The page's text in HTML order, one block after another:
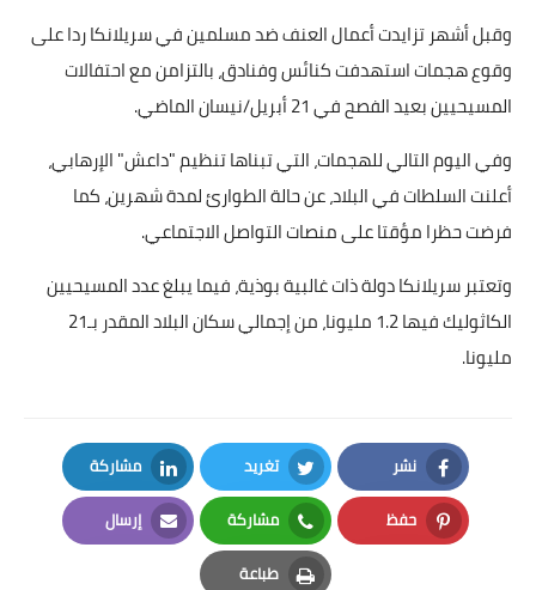
المزيد
اقتصاد
المرأة والطفل
حكاية صورة
ثقافة
بداية tv
وقبل أشهر تزايدت أعمال العنف ضد مسلمين في سريلانكا ردا على
وقوع هجمات استهدفت كنائس وفنادق، بالتزامن مع احتفالات
المسيحيين بعيد الفصح في 21 أبريل/نيسان الماضي.
وفي اليوم التالي للهجمات، التي تبناها تنظيم "داعش" الإرهابي،
أعلنت السلطات في البلاد، عن حالة الطوارئ لمدة شهرين، كما
فرضت حظرا مؤقتا على منصات التواصل الاجتماعي.
وتعتبر سريلانكا دولة ذات غالبية بوذية، فيما يبلغ عدد المسيحيين
الكاثوليك فيها 1.2 مليونا، من إجمالي سكان البلاد المقدر بـ21
مليونا.
نشر
Facebook
تغريد
Twitter
مشاركة
LinkedIn
حفظ
Pinterest
مشاركة
Whatsapp
إرسال
Email
طباعة